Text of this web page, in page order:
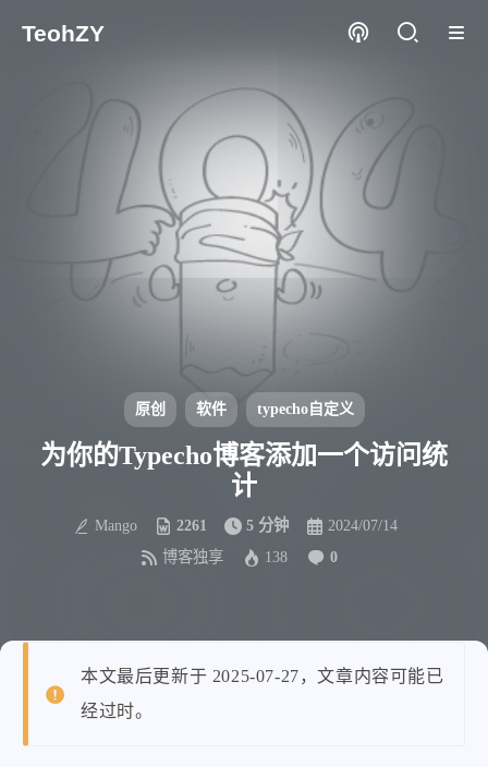
TeohZY
原创 软件 typecho自定义
为你的Typecho博客添加一个访问统
计
Mango 2261 5 分钟
2024/07/14
博客独享
138 0
本文最后更新于 2025-07-27，文章内容可能已
经过时。